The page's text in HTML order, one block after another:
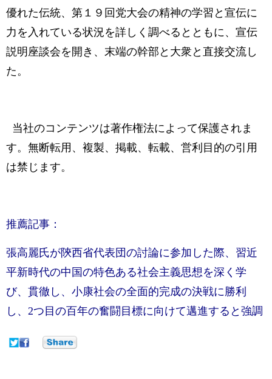
優れた伝統、第１９回党大会の精神の学習と宣伝に
力を入れている状況を詳しく調べるとともに、宣伝
説明座談会を開き、末端の幹部と大衆と直接交流し
た。
当社のコンテンツは著作権法によって保護されま
す。無断転用、複製、掲載、転載、営利目的の引用
は禁じます。
推薦記事：
張高麗氏が陝西省代表団の討論に参加した際、習近
平新時代の中国の特色ある社会主義思想を深く学
び、貫徹し、小康社会の全面的完成の決戦に勝利
し、2つ目の百年の奮闘目標に向けて邁進すると強調